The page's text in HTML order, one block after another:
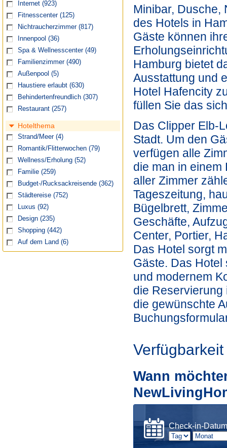
Internet (923)
Fitnesscenter (125)
Nichtraucherzimmer (817)
Innenpool (36)
Spa & Wellnesscenter (49)
Familienzimmer (490)
Außenpool (5)
Haustiere erlaubt (630)
Behindertenfreundlich (307)
Restaurant (257)
Hotelthema
Strand/Meer (4)
Romantik/Flitterwochen (79)
Wellness/Erholung (52)
Familie (259)
Budget-/Rucksackreisende (362)
Städtereise (752)
Luxus (92)
Design (235)
Shopping (442)
Auf dem Land (6)
Minibar, Dusche,
des Hotels in
Gäste können
Hamburg bietet
Ausstattung und
Hotel Hafencity
füllen Sie das
Das Clipper Elb-
Stadt. Um den
verfügen alle
die man in einem
aller Zimmer
Tageszeitung,
Bügelbrett,
Geschäfte,
Center, Portier,
Das Hotel sorgt
Gäste. Das
und modernem
die Reservierung
die gewünschte
Verfügbarkeit
Wann
Check-in-Datum